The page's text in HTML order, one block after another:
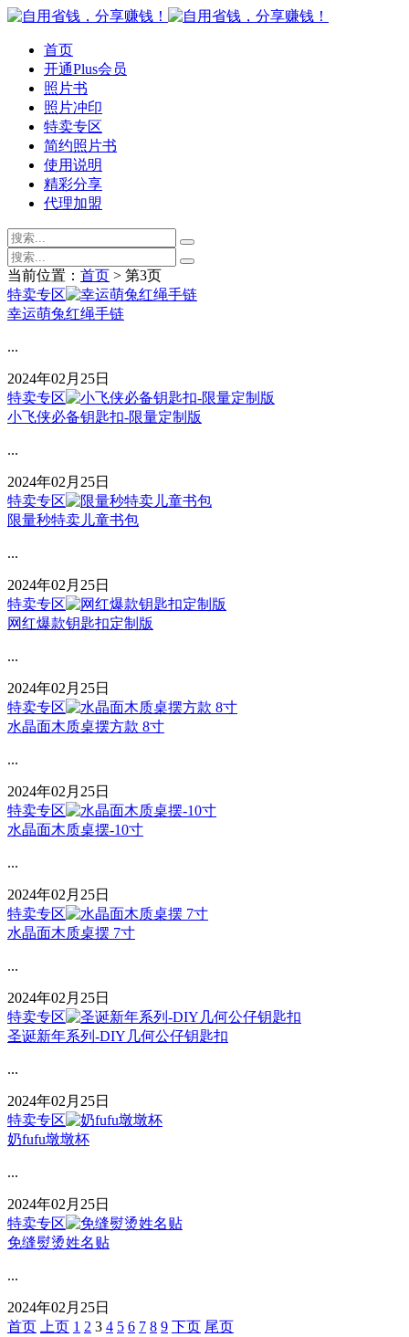
首页
开通Plus会员
照片书
照片冲印
特卖专区
简约照片书
使用说明
精彩分享
代理加盟
当前位置： 首页 > 第3页
特卖专区
幸运萌兔红绳手链
...
2024年02月25日
特卖专区
小飞侠必备钥匙扣-限量定制版
...
2024年02月25日
特卖专区
限量秒特卖儿童书包
...
2024年02月25日
特卖专区
网红爆款钥匙扣定制版
...
2024年02月25日
特卖专区
水晶面木质桌摆方款 8寸
...
2024年02月25日
特卖专区
水晶面木质桌摆-10寸
...
2024年02月25日
特卖专区
水晶面木质桌摆 7寸
...
2024年02月25日
特卖专区
圣诞新年系列-DIY几何公仔钥匙扣
...
2024年02月25日
特卖专区
奶fufu墩墩杯
...
2024年02月25日
特卖专区
免缝熨烫姓名贴
...
2024年02月25日
首页
上页 1 2 3 4 5 6 7 8 9 下页 尾页